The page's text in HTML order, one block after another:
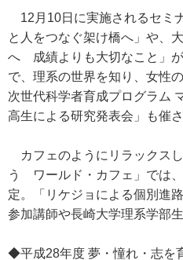
12月10日に実施されるセミ
と人をつなぐ架け橋へ」や、
へ 成績よりも大切なこと」が
で、理系の世界を知り、女性
次世代科学者育成プログラム
高生による研究発表会」も催さ
カフェのようにリラックス
う ワールド・カフェ」では
定。「リケジョによる個別進
参加講師や長崎大学理系学部
◆平成28年度 夢・憧れ・志を